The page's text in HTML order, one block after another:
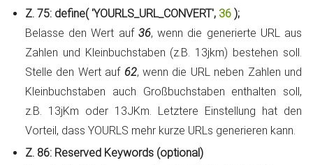
Z. 75: define( 'YOURLS_URL_CONVERT', 36 );
Belasse den Wert auf 36, wenn die generierte URL aus
Zahlen und Kleinbuchstaben (z.B. 13jkm) bestehen soll.
Stelle den Wert auf 62, wenn die URL neben Zahlen und
Kleinbuchstaben auch Großbuchstaben enthalten soll,
z.B. 13jKm oder 13JKm. Letztere Einstellung hat den
Vorteil, dass YOURLS mehr kurze URLs generieren kann.
Z. 86: Reserved Keywords (optional)